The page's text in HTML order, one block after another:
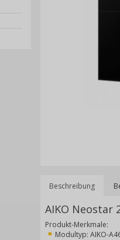
Beschreibung
AIKO Neostar
Produkt-Merkmale:
Modultyp: AIKO-